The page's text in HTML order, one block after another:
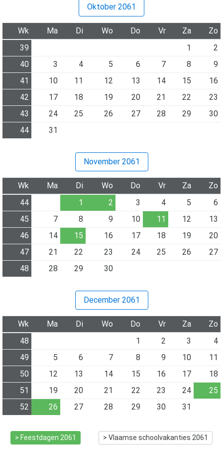
Oktober 2061
Wk Ma Di Wo Do Vr Za
Zo
39
1
2
40
3 4 5 6 7 8
9
41
10 11 12 13 14 15
16
42
17 18 19 20 21 22
23
43
24 25 26 27 28 29
30
44
31
November 2061
Wk Ma Di Wo Do Vr Za
Zo
44
1 2 3 4 5
6
45
7 8 9 10 11 12
13
46
14 15 16 17 18 19
20
47
21 22 23 24 25 26
27
48
28 29 30
December 2061
Wk Ma Di Wo Do Vr Za
Zo
48
1 2 3
4
49
5 6 7 8 9 10
11
50
12 13 14 15 16 17
18
51
19 20 21 22 23 24
25
52
26 27 28 29 30 31
> Feestdagen 2061 > Vlaamse schoolvakanties 2061